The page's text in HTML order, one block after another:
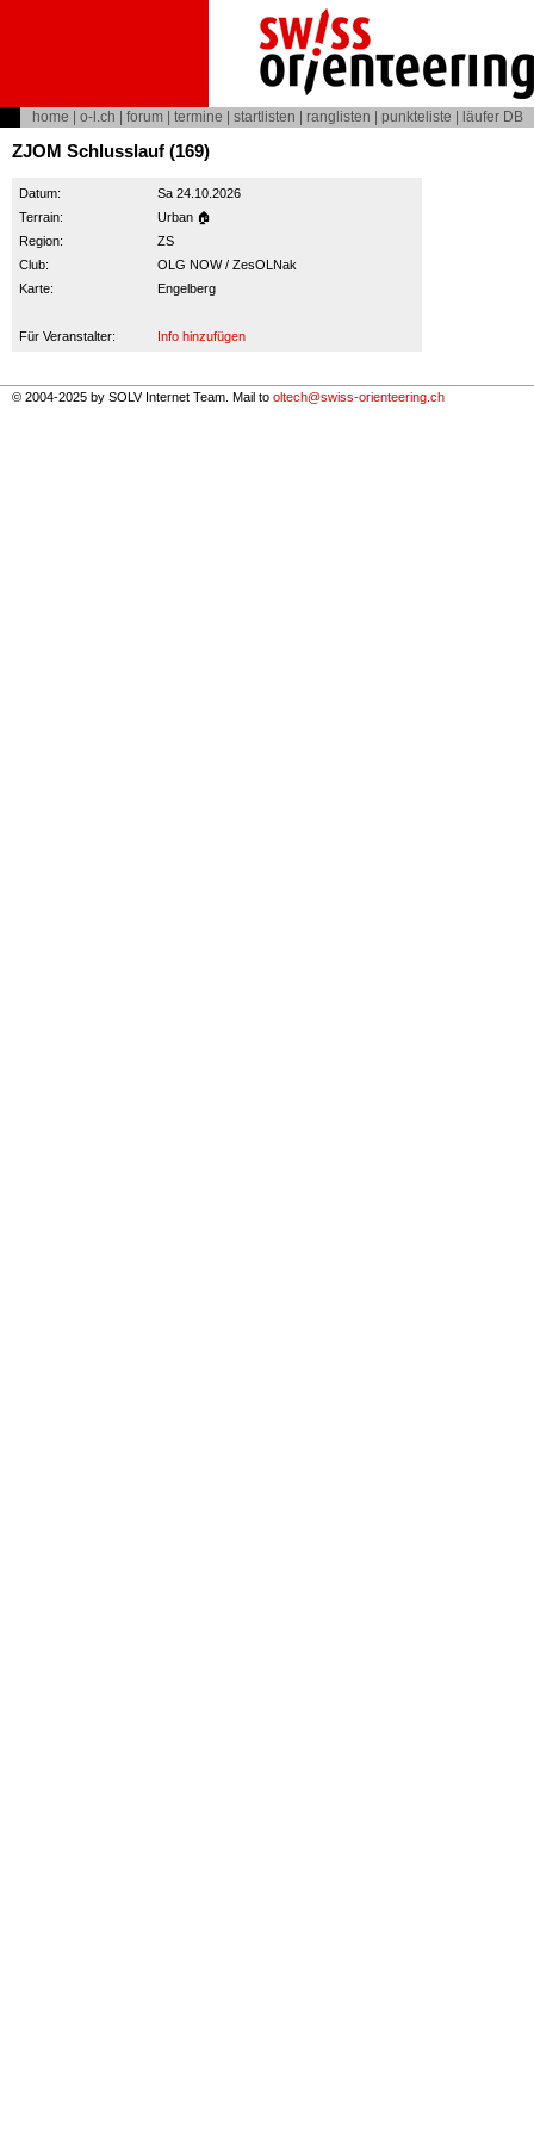
home o-l.ch forum termine startlisten ranglisten punkteliste läufer DB
ZJOM Schlusslauf (169)
Datum:
Sa 24.10.2026
Terrain:
Urban 🏠
Region:
ZS
Club:
OLG NOW / ZesOLNak
Karte:
Engelberg
Für Veranstalter: Info hinzufügen
© 2004-2025 by SOLV Internet Team. Mail to oltech@swiss-orienteering.ch